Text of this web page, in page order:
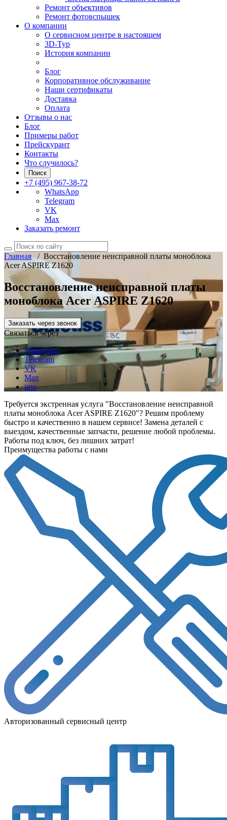
Ремонт объективов
Ремонт фотовспышек
О компании
О сервисном центре в настоящем
3D-Тур
История компании
Блог
Корпоративное обслуживание
Наши сертификаты
Доставка
Оплата
Отзывы о нас
Блог
Примеры работ
Прейскурант
Контакты
Что случилось?
Поиск
+7 (495) 967-38-72
WhatsApp
Telegram
VK
Max
Заказать ремонт
Главная/ Восстановление неисправной платы моноблока
Acer ASPIRE Z1620
Восстановление неисправной платы
моноблока Acer ASPIRE Z1620
Заказать через звонок
Связаться через
WhatsApp
Telegram
VK
Max
imo
Требуется экстренная услуга "Восстановление неисправной
платы моноблока Acer ASPIRE Z1620"? Решим проблему
быстро и качественно в нашем сервисе! Замена деталей с
выездом, качественные запчасти, решение любой проблемы.
Работы под ключ, без лишних затрат!
Преимущества работы с нами
Авторизованный сервисный центр